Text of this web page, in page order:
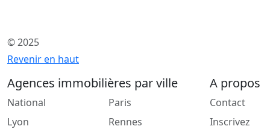
© 2025
Revenir en haut
Agences immobilières par ville
National
Lyon
Paris
Rennes
A propos
Contact
Inscrivez